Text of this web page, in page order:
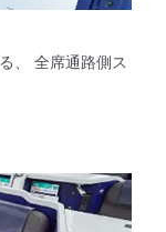
、 全席通路側ス